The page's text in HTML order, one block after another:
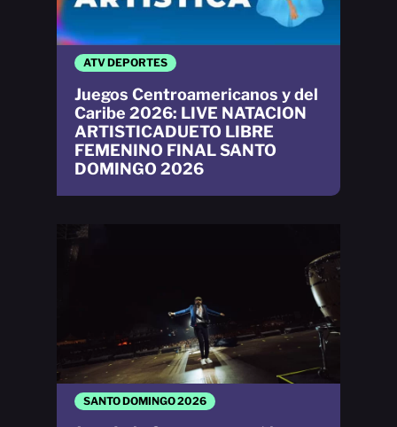
ATV DEPORTES
Juegos Centroamericanos y del
Caribe 2026: LIVE NATACION
ARTISTICADUETO LIBRE
FEMENINO FINAL SANTO
DOMINGO 2026
SANTO DOMINGO 2026